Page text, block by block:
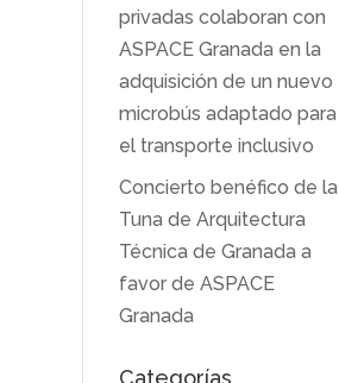
privadas colaboran con
ASPACE Granada en la
adquisición de un nuevo
microbús adaptado para
el transporte inclusivo
Concierto benéfico de la
Tuna de Arquitectura
Técnica de Granada a
favor de ASPACE
Granada
Categorías